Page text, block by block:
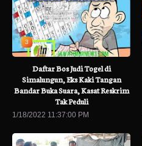
3
Daftar Bos Judi Togel di
Simalungun, Eks Kaki Tangan
Bandar Buka Suara, Kasat Reskrim
Tak Peduli
1/18/2022 11:37:00 PM